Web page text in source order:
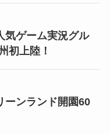
気ゲーム実況グル
初上陸！
ーンランド開園60